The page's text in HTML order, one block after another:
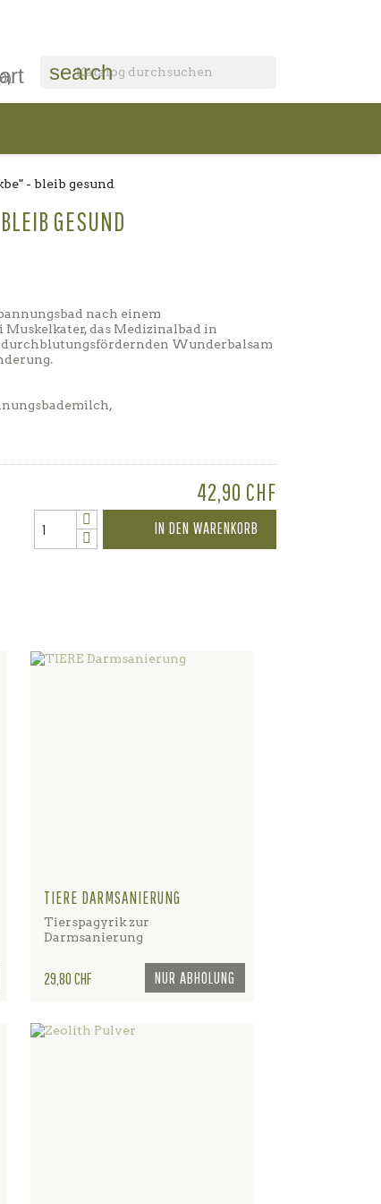
search
- bleib gesund
GESUND
nach einem
Muskelkater, das Medizinalbad in
Wunderbalsam
42,90 CHF
IN DEN WARENKORB
TIERE DARMSANIERUNG
Tierspagyrik zur
Darmsanierung
NUR ABHOLUNG
Preis
29,80 CHF